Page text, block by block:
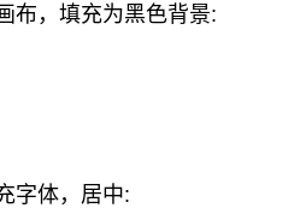
布，填充为黑色背景:
字体，居中: